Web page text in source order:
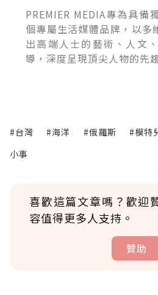
PREMIER MEDIA專為具備
個專屬生活媒體品牌，以多
出高端人士的藝術、人文
導，深度呈現頂尖人物的先
#台灣 #海洋 #俄羅斯 #模特
小事
喜歡這篇文章嗎？歡迎
容值得更多人支持。
贊助